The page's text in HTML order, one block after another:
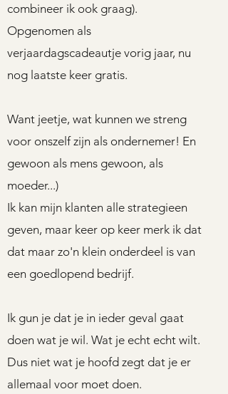
combineer ik ook graag).
Opgenomen als
verjaardagscadeautje vorig jaar, nu
nog laatste keer gratis.
Want jeetje, wat kunnen we streng
voor onszelf zijn als ondernemer! En
gewoon als mens gewoon, als
moeder...)
Ik kan mijn klanten alle strategieen
geven, maar keer op keer merk ik dat
dat maar zo'n klein onderdeel is van
een goedlopend bedrijf.
Ik gun je dat je in ieder geval gaat
doen wat je wil. Wat je echt echt wilt.
Dus niet wat je hoofd zegt dat je er
allemaal voor moet doen.